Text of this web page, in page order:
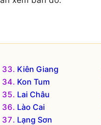
Kiên Giang
Kon Tum
Lai Châu
Lào Cai
Lạng Sơn